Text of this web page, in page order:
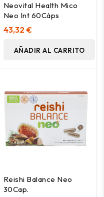
Neovital Health Mico
Neo Int 60Cáps
43,32 €
AÑADIR AL CARRITO
Reishi Balance Neo
30Cap.